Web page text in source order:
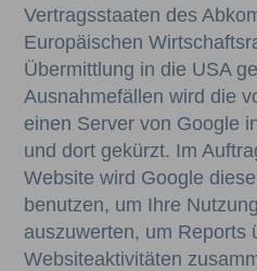
Vertragsstaaten des
Europäischen
Übermittlung in die USA
Ausnahmefällen wird die
einen Server von Google
und dort gekürzt. Im
Website wird Google
benutzen, um Ihre
auszuwerten, um Reports
Websiteaktivitäten